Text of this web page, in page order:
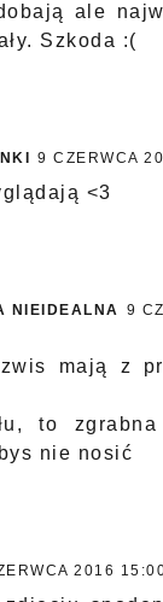
ale
Szkoda :(
9 CZERWCA
<3
NIEIDEALNA 9
mają z
to
nie nosić
2016